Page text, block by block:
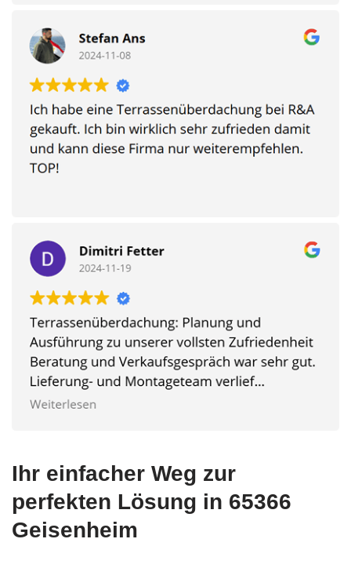
Ihr einfacher Weg zur
perfekten Lösung in 65366
Geisenheim